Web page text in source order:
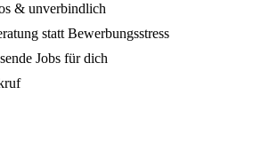
& unverbindlich
statt Bewerbungsstress
Jobs für dich